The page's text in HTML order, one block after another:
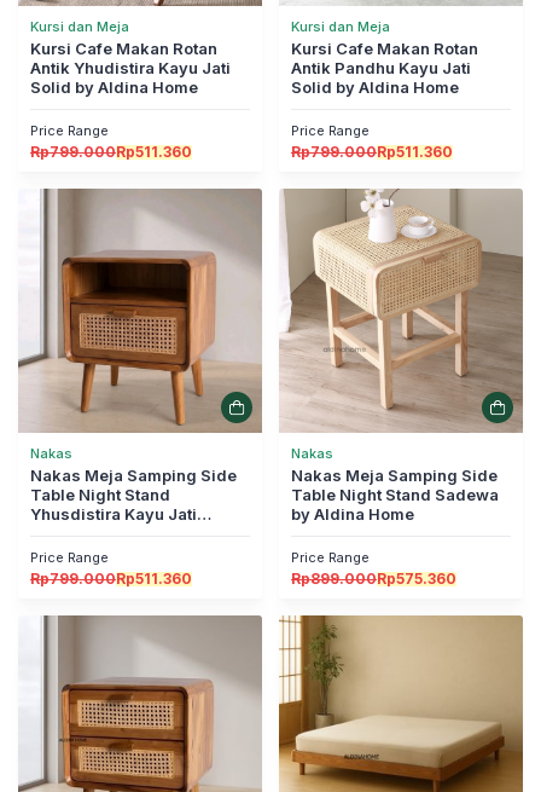
Kursi dan Meja
Kursi Cafe Makan Rotan
Antik Yhudistira Kayu Jati
Solid by Aldina Home
Price Range
Rp799.000Rp511.360
Kursi dan Meja
Kursi Cafe Makan Rotan
Antik Pandhu Kayu Jati
Solid by Aldina Home
Price Range
Rp799.000Rp511.360
Nakas
Nakas Meja Samping Side
Table Night Stand
Yhusdistira Kayu Jati
Aldina Home
Price Range
Rp799.000Rp511.360
Nakas
Nakas Meja Samping Side
Table Night Stand Sadewa
by Aldina Home
Price Range
Rp899.000Rp575.360